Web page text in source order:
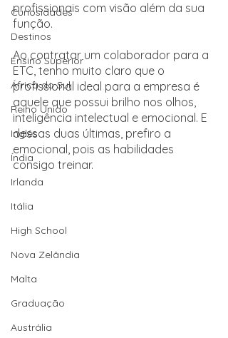
Curiosidades
Destinos
Ensino Superior
África do Sul
Reino Unido
Inglês
Índia
Irlanda
Itália
High School
Nova Zelândia
Malta
Graduação
Austrália
profissionais com visão além da sua
função.
Ao contratar um colaborador para a
ETC, tenho muito claro que o
profissional ideal para a empresa é
aquele que possui brilho nos olhos,
inteligência intelectual e emocional. E
dessas duas últimas, prefiro a
emocional, pois as habilidades
consigo treinar.